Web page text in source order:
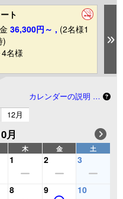
ト
36,300円～ , (2名様1
)
名様
カレンダーの説明 …
12月
月
木 金 土
1 2 3
8 9 10